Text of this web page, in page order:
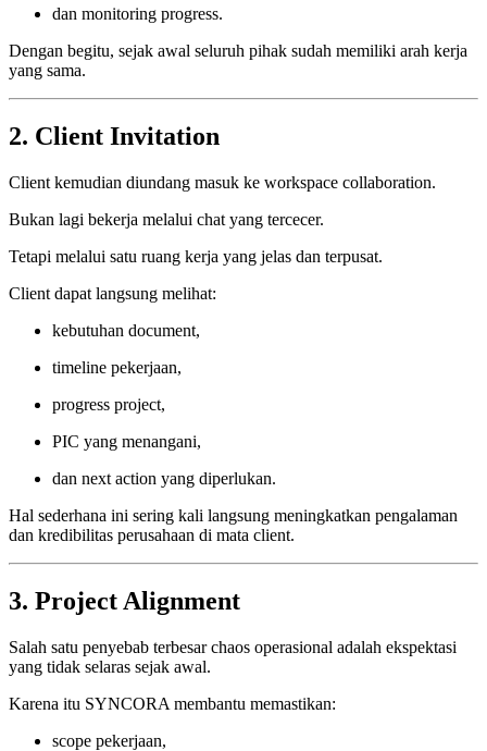
dan monitoring progress.
Dengan begitu, sejak awal seluruh pihak sudah memiliki arah kerja
yang sama.
2. Client Invitation
Client kemudian diundang masuk ke workspace collaboration.
Bukan lagi bekerja melalui chat yang tercecer.
Tetapi melalui satu ruang kerja yang jelas dan terpusat.
Client dapat langsung melihat:
kebutuhan document,
timeline pekerjaan,
progress project,
PIC yang menangani,
dan next action yang diperlukan.
Hal sederhana ini sering kali langsung meningkatkan pengalaman
dan kredibilitas perusahaan di mata client.
3. Project Alignment
Salah satu penyebab terbesar chaos operasional adalah ekspektasi
yang tidak selaras sejak awal.
Karena itu SYNCORA membantu memastikan:
scope pekerjaan,